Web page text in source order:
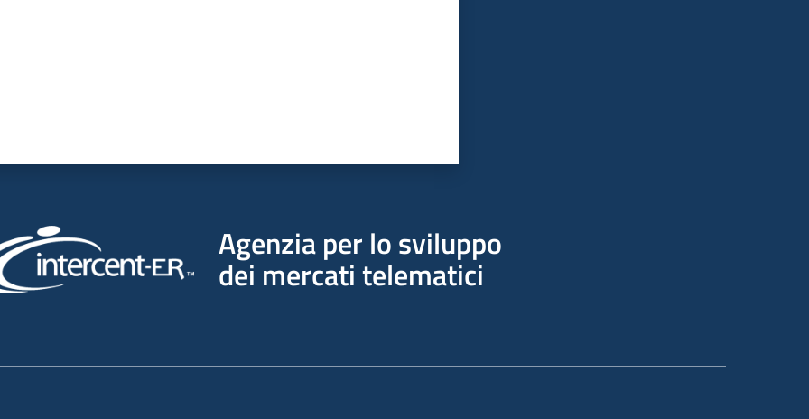
Agenzia per lo sviluppo
dei mercati telematici